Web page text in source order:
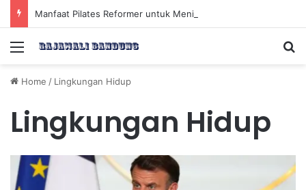
Menu
Home / Lingkungan Hidup
Lingkungan Hidup